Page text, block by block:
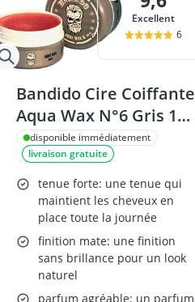
Excellent
6
Bandido Cire Coiffante
Aqua Wax N°6 Gris 150
ml Aspect brillant
Tenue forte
disponible immédiatement
livraison gratuite
tenue forte: une tenue qui
maintient les cheveux en
place toute la journée
finition mate: une finition
sans brillance pour un look
naturel
parfum agréable: un parfum